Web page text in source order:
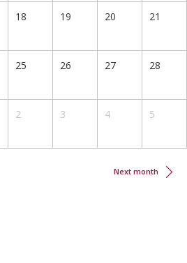
18 19 20 21
25 26 27 28
2 3 4 5
Next month